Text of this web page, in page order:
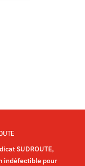
SUDROUTE,
indéfectible pour